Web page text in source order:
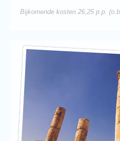
Bijkomende kosten 26,25 p.p.